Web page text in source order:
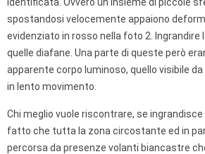
spostandosi velocemente appaiono
evidenziato in rosso nella foto 2. Ingrandire
quelle diafane. Una parte di queste però
apparente corpo luminoso, quello visibile
in lento movimento.
Chi meglio vuole riscontrare, se
fatto che tutta la zona circostante ed in
percorsa da presenze volanti biancastre